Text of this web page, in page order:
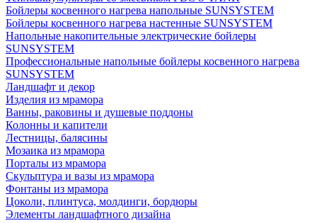
Бойлеры косвенного нагрева напольные SUNSYSTEM
Бойлеры косвенного нагрева настенные SUNSYSTEM
Напольные накопительные электрические бойлеры
SUNSYSTEM
Профессиональные напольные бойлеры косвенного нагрева
SUNSYSTEM
Ландшафт и декор
Изделия из мрамора
Ванны, раковины и душевые поддоны
Колонны и капители
Лестницы, балясины
Мозаика из мрамора
Порталы из мрамора
Скульптура и вазы из мрамора
Фонтаны из мрамора
Цоколи, плинтуса, молдинги, бордюры
Элементы ландшафтного дизайна